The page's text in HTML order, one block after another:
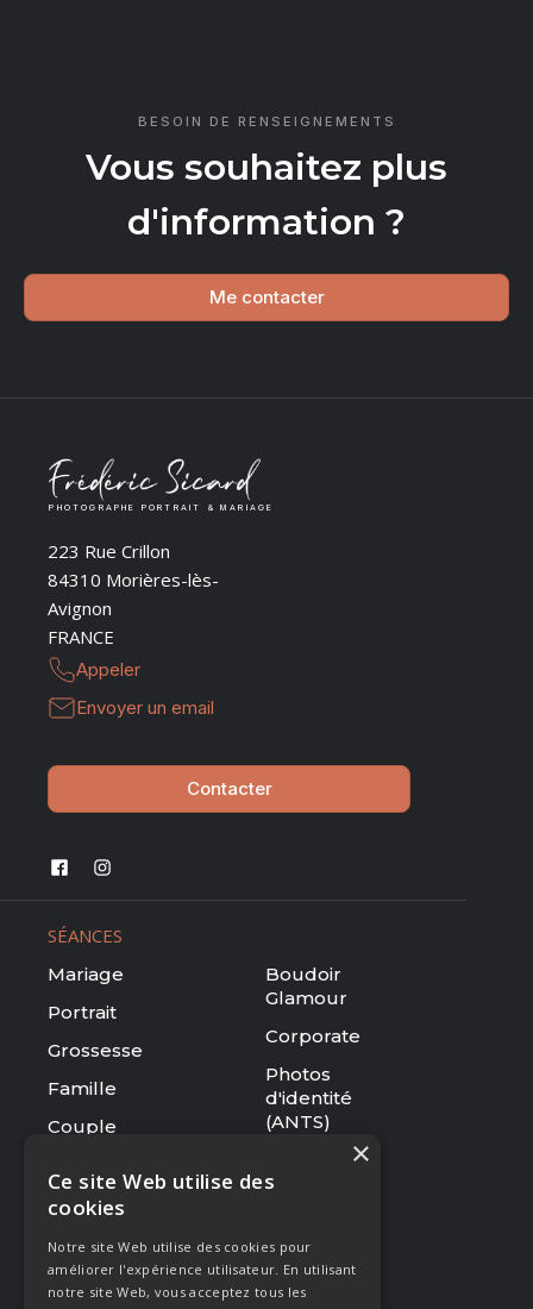
BESOIN DE RENSEIGNEMENTS
Vous souhaitez plus
d'information ?
Me contacter
PHOTOGRAPHE PORTRAIT & MARIAGE
223 Rue Crillon
84310 Morières-lès-
Avignon
FRANCE
Appeler
Envoyer un email
Contacter
SÉANCES
Mariage
Portrait
Grossesse
Famille
Couple
Boudoir
Glamour
Corporate
Photos
d'identité
(ANTS)
RESSOURCES
Le studio
Galerie
Ce site Web utilise des
cookies
Notre site Web utilise des cookies pour
améliorer l'expérience utilisateur. En utilisant
notre site Web, vous acceptez tous les
×